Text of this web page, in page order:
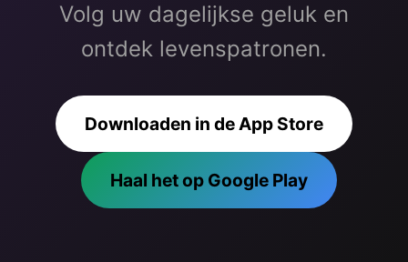
Volg uw dagelijkse geluk en
ontdek levenspatronen.
Downloaden in de App Store
Haal het op Google Play